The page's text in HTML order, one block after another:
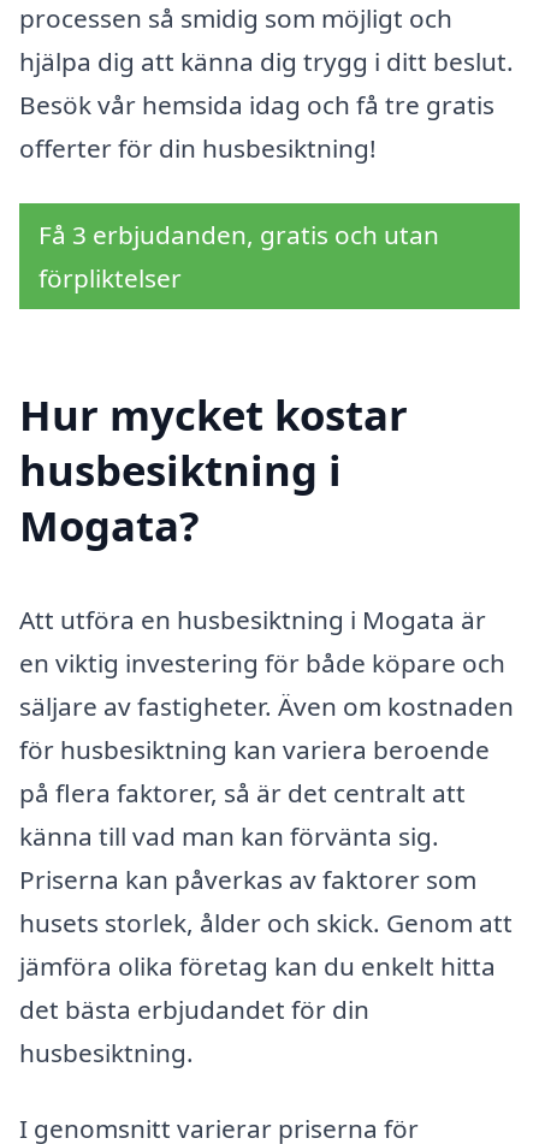
processen så smidig som möjligt och
hjälpa dig att känna dig trygg i ditt beslut.
Besök vår hemsida idag och få tre gratis
offerter för din husbesiktning!
Få 3 erbjudanden, gratis och utan
förpliktelser
Hur mycket kostar
husbesiktning i
Mogata?
Att utföra en husbesiktning i Mogata är
en viktig investering för både köpare och
säljare av fastigheter. Även om kostnaden
för husbesiktning kan variera beroende
på flera faktorer, så är det centralt att
känna till vad man kan förvänta sig.
Priserna kan påverkas av faktorer som
husets storlek, ålder och skick. Genom att
jämföra olika företag kan du enkelt hitta
det bästa erbjudandet för din
husbesiktning.
I genomsnitt varierar priserna för